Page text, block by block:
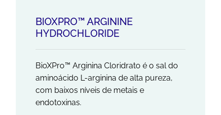
BIOXPRO™ ARGININE
HYDROCHLORIDE
BioXPro™ Arginina Cloridrato é o sal do
aminoácido L-arginina de alta pureza,
com baixos níveis de metais e
endotoxinas.